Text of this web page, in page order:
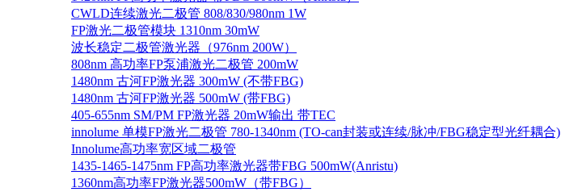
CWLD连续激光二极管 808/830/980nm 1W
FP激光二极管模块 1310nm 30mW
波长稳定二极管激光器（976nm 200W）
808nm 高功率FP泵浦激光二极管 200mW
1480nm 古河FP激光器 300mW (不带FBG)
1480nm 古河FP激光器 500mW (带FBG)
405-655nm SM/PM FP激光器 20mW输出 带TEC
innolume 单模FP激光二极管 780-1340nm (TO-can封装或连续/脉冲/FBG稳定型光纤耦合)
Innolume高功率宽区域二极管
1435-1465-1475nm FP高功率激光器带FBG 500mW(Anristu)
1360nm高功率FP激光器500mW（带FBG）